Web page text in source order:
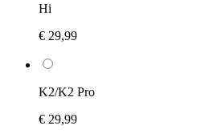
Hi
€ 29,99
K2/K2 Pro
€ 29,99